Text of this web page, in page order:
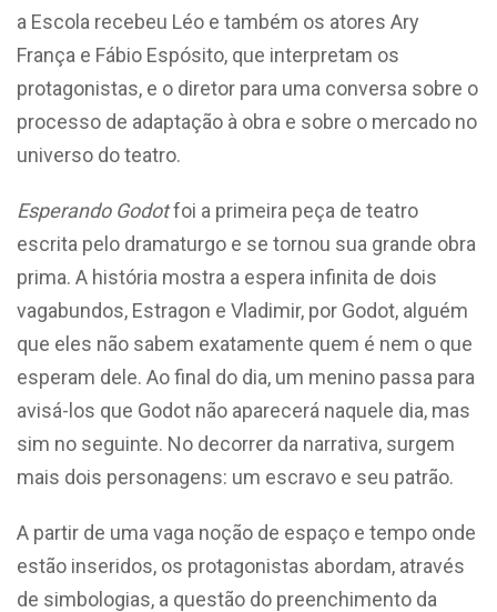
a Escola recebeu Léo e também os atores Ary
França e Fábio Espósito, que interpretam os
protagonistas, e o diretor para uma conversa sobre o
processo de adaptação à obra e sobre o mercado no
universo do teatro.
Esperando Godotfoi a primeira peça de teatro
escrita pelo dramaturgo e se tornou sua grande obra
prima. A história mostra a espera infinita de dois
vagabundos, Estragon e Vladimir, por Godot, alguém
que eles não sabem exatamente quem é nem o que
esperam dele. Ao final do dia, um menino passa para
avisá-los que Godot não aparecerá naquele dia, mas
sim no seguinte. No decorrer da narrativa, surgem
mais dois personagens: um escravo e seu patrão.
A partir de uma vaga noção de espaço e tempo onde
estão inseridos, os protagonistas abordam, através
de simbologias, a questão do preenchimento da